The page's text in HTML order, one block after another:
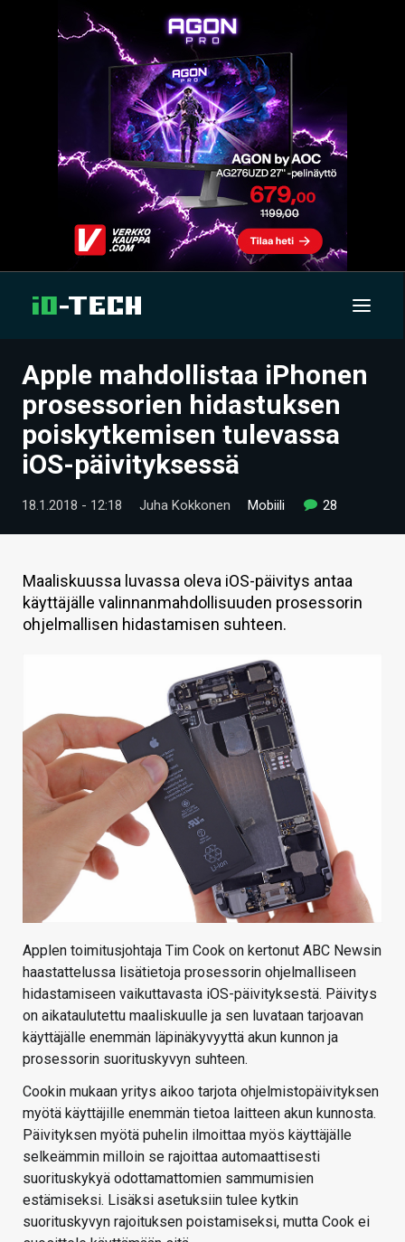
UUTISET
ARTIKKELIT
VIDEOT
TECHBBS
HINTA.FI
KAUPPA
HAKU
Apple mahdollistaa iPhonen
prosessorien hidastuksen
poiskytkemisen tulevassa
iOS-päivityksessä
18.1.2018 - 12:18 Juha Kokkonen Mobiili 28
Maaliskuussa luvassa oleva iOS-päivitys antaa
käyttäjälle valinnanmahdollisuuden prosessorin
ohjelmallisen hidastamisen suhteen.
Applen toimitusjohtaja Tim Cook on kertonut ABC Newsin
haastattelussa lisätietoja prosessorin ohjelmalliseen
hidastamiseen vaikuttavasta iOS-päivityksestä. Päivitys
on aikataulutettu maaliskuulle ja sen luvataan tarjoavan
käyttäjälle enemmän läpinäkyvyyttä akun kunnon ja
prosessorin suorituskyvyn suhteen.
Cookin mukaan yritys aikoo tarjota ohjelmistopäivityksen
myötä käyttäjille enemmän tietoa laitteen akun kunnosta.
Päivityksen myötä puhelin ilmoittaa myös käyttäjälle
selkeämmin milloin se rajoittaa automaattisesti
suorituskykyä odottamattomien sammumisien
estämiseksi. Lisäksi asetuksiin tulee kytkin
suorituskyvyn rajoituksen poistamiseksi, mutta Cook ei